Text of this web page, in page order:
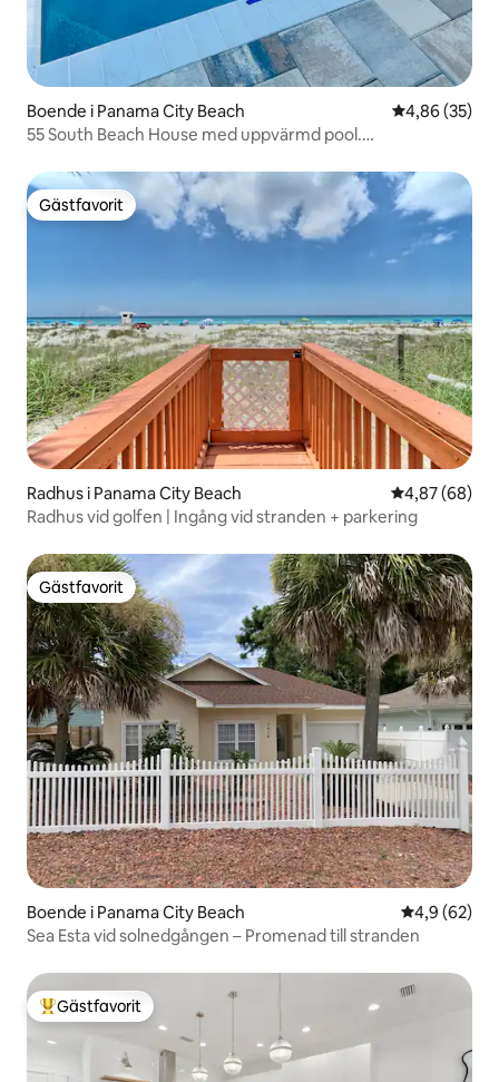
Boende i Panama City Beach 4,86 av 5 i
4,86 (35)
55 South Beach House med uppvärmd pool.
Gästfavorit
Gästfavorit
Radhus i Panama City Beach 4,87 av 5 i
4,87 (68)
Radhus vid golfen | Ingång vid stranden + parkering
Gästfavorit
Gästfavorit
Boende i Panama City Beach 4,9 av 5 i
4,9 (62)
Sea Esta vid solnedgången – Promenad till stranden
Populär gästfavorit
Gästfavorit